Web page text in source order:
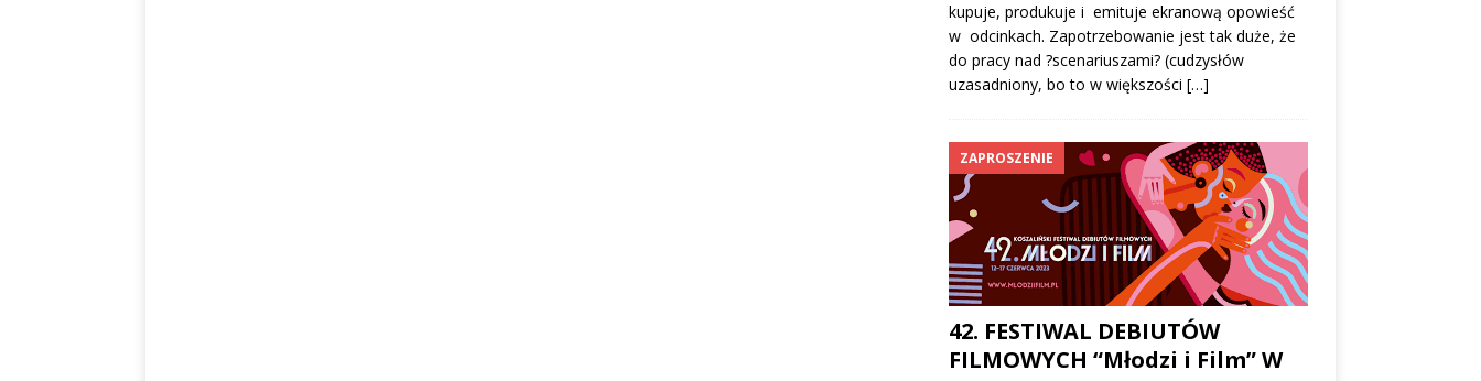
kupuje, produkuje i emituje ekranową opowieść
w odcinkach. Zapotrzebowanie jest tak duże, że
do pracy nad ?scenariuszami? (cudzysłów
uzasadniony, bo to w większości […]
ZAPROSZENIE
42. FESTIWAL DEBIUTÓW
FILMOWYCH “Młodzi i Film” W